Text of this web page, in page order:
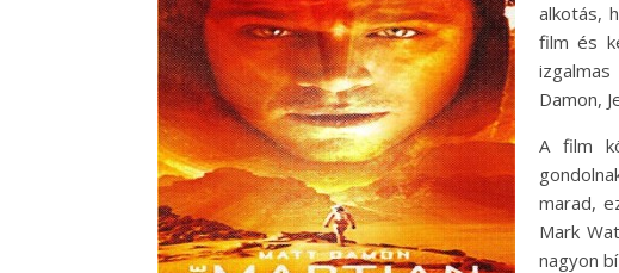
alkotás,
film és
Damon,
A film
marad,
Mark
nagyon